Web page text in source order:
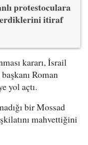
protestoculara
itiraf
kararı, İsrail
Roman
yol açtı.
bir Mossad
mahvettiğini